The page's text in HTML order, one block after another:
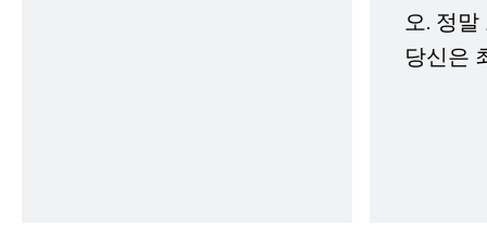
오. 정
당신은